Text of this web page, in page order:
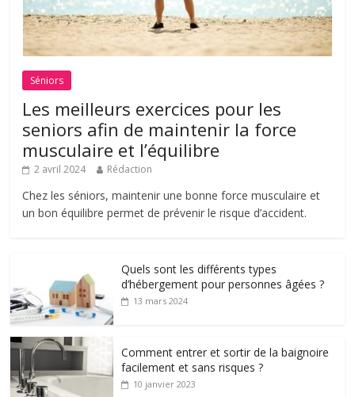
Séniors
Les meilleurs exercices pour les
seniors afin de maintenir la force
musculaire et l’équilibre
2 avril 2024 Rédaction
Chez les séniors, maintenir une bonne force musculaire et
un bon équilibre permet de prévenir le risque d’accident.
Quels sont les différents types
d’hébergement pour personnes âgées ?
13 mars 2024
Comment entrer et sortir de la baignoire
facilement et sans risques ?
10 janvier 2023